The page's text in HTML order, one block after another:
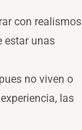
con realismos
estar unas
no viven o
las